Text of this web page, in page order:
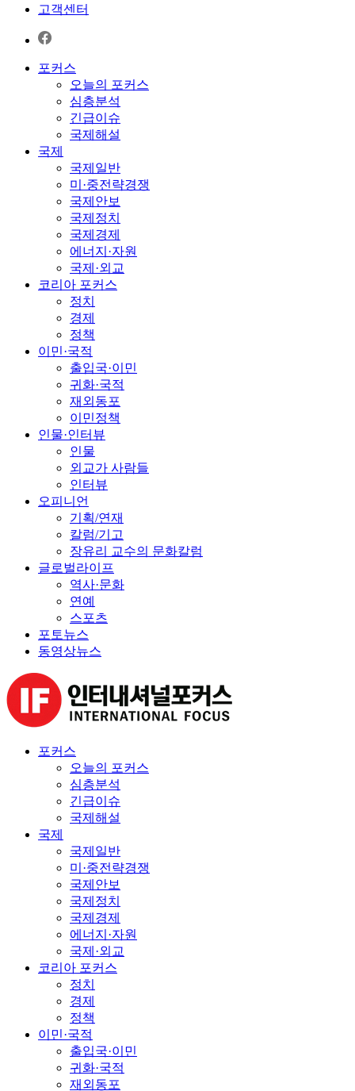
고객센터
포커스
오늘의 포커스
심층분석
긴급이슈
국제해설
국제
국제일반
미·중전략경쟁
국제안보
국제정치
국제경제
에너지·자원
국제·외교
코리아 포커스
정치
경제
정책
이민·국적
출입국·이민
귀화·국적
재외동포
이민정책
인물·인터뷰
인물
외교가 사람들
인터뷰
오피니언
기획/연재
칼럼/기고
장유리 교수의 문화칼럼
글로벌라이프
역사·문화
연예
스포츠
포토뉴스
동영상뉴스
포커스
오늘의 포커스
심층분석
긴급이슈
국제해설
국제
국제일반
미·중전략경쟁
국제안보
국제정치
국제경제
에너지·자원
국제·외교
코리아 포커스
정치
경제
정책
이민·국적
출입국·이민
귀화·국적
재외동포